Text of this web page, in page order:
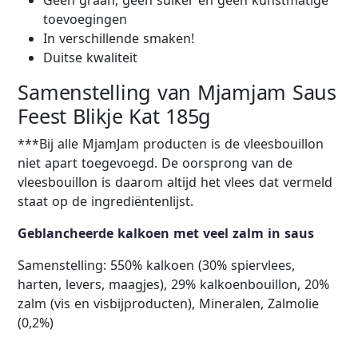
toevoegingen
In verschillende smaken!
Duitse kwaliteit
Samenstelling van Mjamjam Saus
Feest Blikje Kat 185g
***Bij alle MjamJam producten is de vleesbouillon
niet apart toegevoegd. De oorsprong van de
vleesbouillon is daarom altijd het vlees dat vermeld
staat op de ingrediëntenlijst.
Geblancheerde kalkoen met veel zalm in saus
Samenstelling: 550% kalkoen (30% spiervlees,
harten, levers, maagjes), 29% kalkoenbouillon, 20%
zalm (vis en visbijproducten), Mineralen, Zalmolie
(0,2%)